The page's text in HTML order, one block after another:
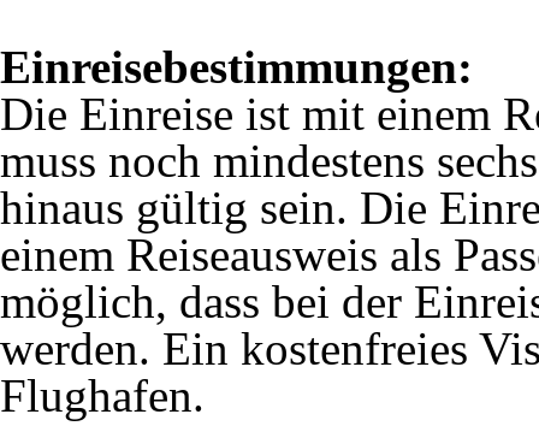
Einreisebestimmungen:
Die Einreise ist mit einem
muss noch mindestens
hinaus gültig sein. Die
einem Reiseausweis als
möglich, dass bei der
werden. Ein kostenfreies
Flughafen.